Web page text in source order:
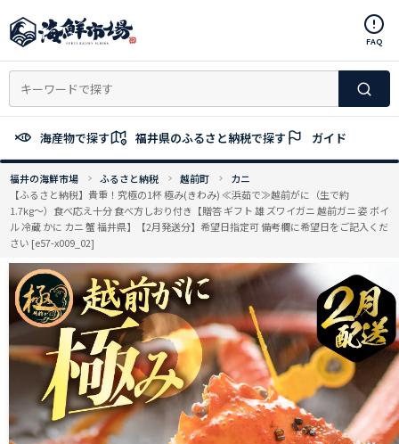
ン
ン
へ
ッ
FAQ
海産物で探す 福井県のふるさと納税で探す ガイド
福井の海鮮市場 ふるさと納税 越前町
カニ
【ふるさと納税】貴重！究極の1杯 極み(きわみ) ≪浜茹で≫越前がに（生で約
1.7kg〜）食べ応え十分 食べ方しおり付き【贈答 ギフト 雄 ズワイガニ 越前ガニ 姿 ボイ
ル 冷蔵 かに カニ 蟹 福井県】【2月発送分】希望日指定可 備考欄に希望日をご記入くだ
さい [e57-x009_02]